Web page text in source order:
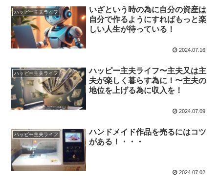
ハッピー主夫ライフ
いざという時の為に自分の資産は
自分で作るようにすればもっと楽
しい人生が待っている！
2024.07.16
ハッピー主夫ライフ
ハッピー主夫ライフ〜主夫又は主
夫が楽しく暮らす為に！〜主夫の
地位を上げる為に収入を！
2024.07.09
ハッピー主夫ライフ
ハンドメイド作品を売るにはコツ
がある！・・・
2024.07.02